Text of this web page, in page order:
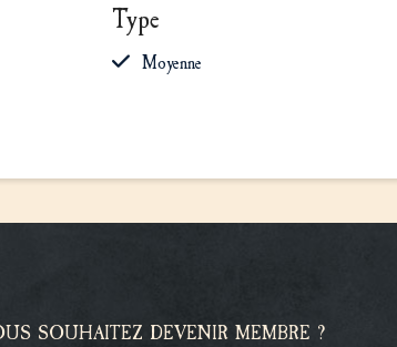
Type
Moyenne
SOUHAITEZ DEVENIR MEMBRE ?